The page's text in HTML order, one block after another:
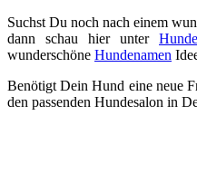
Suchst Du noch nach einem
dann schau hier unter
wunderschöne Hundenamen
Benötigt Dein Hund eine neue
den passenden Hundesalon in